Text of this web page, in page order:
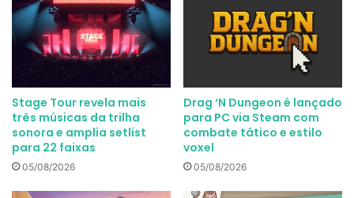
Stage Tour revela mais
três músicas da trilha
sonora e amplia setlist
para 22 faixas
05/08/2026
Drag ‘N Dungeon é lançado
para PC via Steam com
combate tático e estilo
voxel
05/08/2026